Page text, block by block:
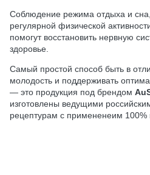
Соблюдение режима отдыха и сна,
регулярной физической
помогут восстановить нервную
здоровье.
Самый простой способ быть в
молодость и поддерживать
— это продукция под брендом
изготовлены ведущими
рецептурам с примененеим 100%